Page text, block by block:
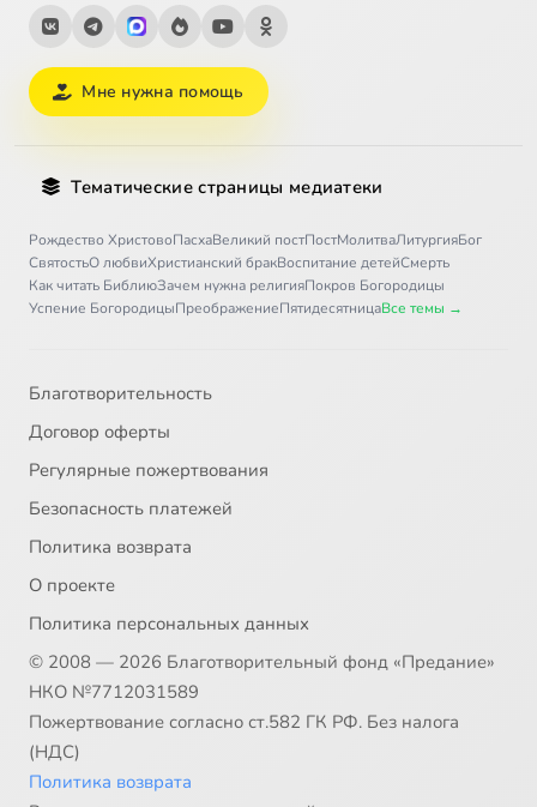
Мне нужна помощь
Тематические страницы медиатеки
Рождество ХристовоПасхаВеликий постПостМолитваЛитургияБог
СвятостьО любвиХристианский бракВоспитание детейСмерть
Как читать БиблиюЗачем нужна религияПокров Богородицы
Успение БогородицыПреображениеПятидесятницаВсе темы →
Благотворительность
Договор оферты
Регулярные пожертвования
Безопасность платежей
Политика возврата
О проекте
Политика персональных данных
© 2008 — 2026 Благотворительный фонд «Предание»
НКО №7712031589
Пожертвование согласно ст.582 ГК РФ. Без налога
(НДС)
Политика возврата